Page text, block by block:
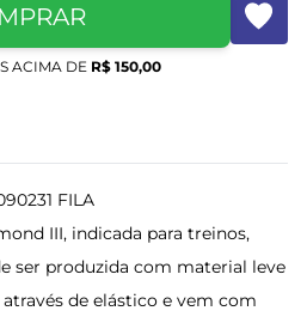
ACIMA DE R$ 150,00
FILA
III, indicada para treinos,
ser produzida com material leve
de elástico e vem com